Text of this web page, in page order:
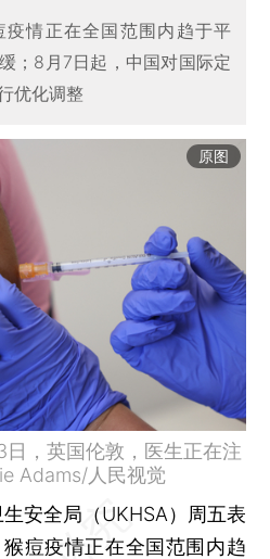
疫情正在全国范围内趋于平
；8月7日起，中国对国际定
优化调整
原图
，英国伦敦，医生正在注
Adams/人民视觉
安全局（UKHSA）周五表
猴痘疫情正在全国范围内趋